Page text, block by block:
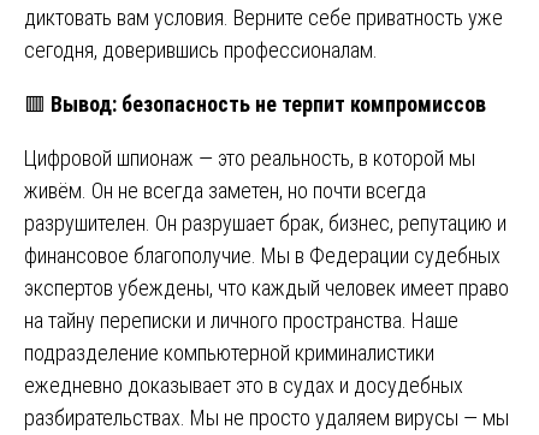
диктовать вам условия. Верните себе приватность уже
сегодня, доверившись профессионалам.
🟥 Вывод: безопасность не терпит компромиссов
Цифровой шпионаж — это реальность, в которой мы
живём. Он не всегда заметен, но почти всегда
разрушителен. Он разрушает брак, бизнес, репутацию и
финансовое благополучие. Мы в Федерации судебных
экспертов убеждены, что каждый человек имеет право
на тайну переписки и личного пространства. Наше
подразделение компьютерной криминалистики
ежедневно доказывает это в судах и досудебных
разбирательствах. Мы не просто удаляем вирусы — мы